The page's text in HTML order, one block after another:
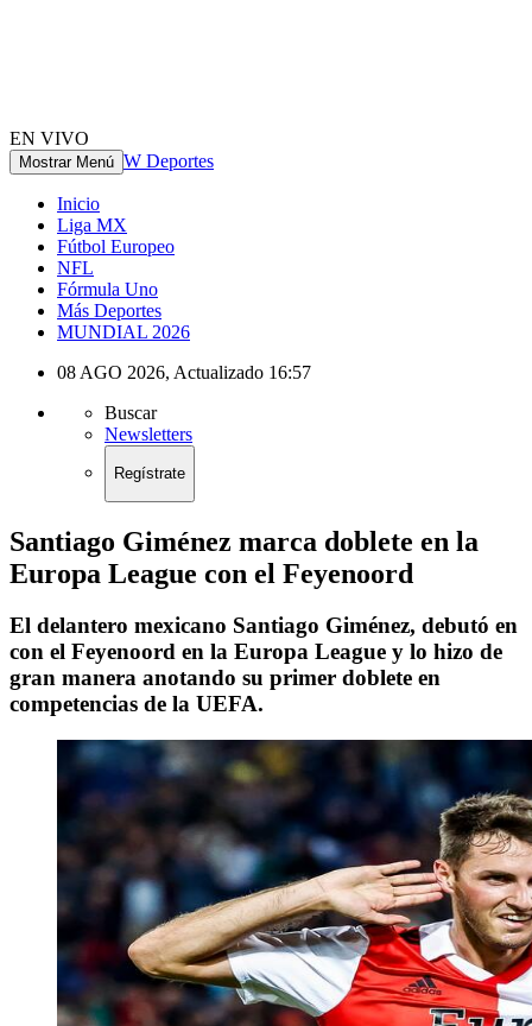
EN VIVO
Mostrar Menú W Deportes
Inicio
Liga MX
Fútbol Europeo
NFL
Fórmula Uno
Más Deportes
MUNDIAL 2026
08 AGO 2026, Actualizado 16:57
Buscar
Newsletters
Regístrate
Santiago Giménez marca doblete en la
Europa League con el Feyenoord
El delantero mexicano Santiago Giménez, debutó en
con el Feyenoord en la Europa League y lo hizo de
gran manera anotando su primer doblete en
competencias de la UEFA.